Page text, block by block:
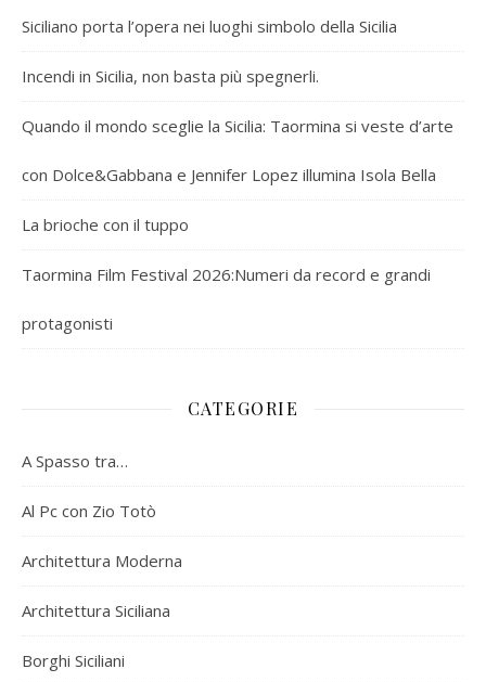
Siciliano porta l’opera nei luoghi simbolo della Sicilia
Incendi in Sicilia, non basta più spegnerli.
Quando il mondo sceglie la Sicilia: Taormina si veste d’arte
con Dolce&Gabbana e Jennifer Lopez illumina Isola Bella
La brioche con il tuppo
Taormina Film Festival 2026:Numeri da record e grandi
protagonisti
CATEGORIE
A Spasso tra…
Al Pc con Zio Totò
Architettura Moderna
Architettura Siciliana
Borghi Siciliani